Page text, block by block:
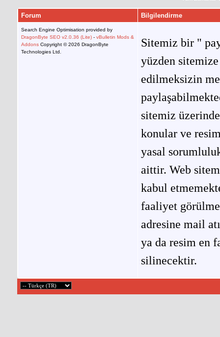
Forum Bilgilendirme
Search Engine Optimisation provided by
DragonByte SEO v2.0.36 (Lite) - vBulletin Mods &
Addons Copyright © 2026 DragonByte
Technologies Ltd.
Sitemiz bir "
yüzden
edilmeksizin
sitemiz
konular ve
yasal
aittir. Web
kabul
faaliyet
adresine mail
ya da resim en
silinecektir.